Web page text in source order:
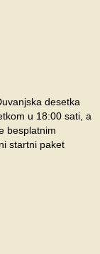
desetka
u 18:00 sati, a
besplatnim
startni paket